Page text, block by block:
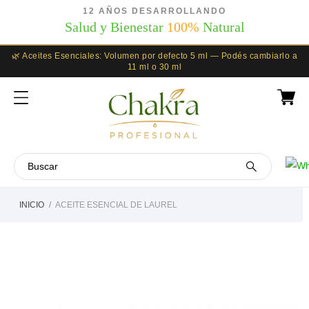
12 AÑOS DESARROLLANDO
Salud y Bienestar 100% Natural
🌿 Aceites Esenciales: Volumen por defecto 5 ml — Podés cambiarlo a
11 ml o 30 ml
INICIO ACEITE ESENCIAL DE LAUREL